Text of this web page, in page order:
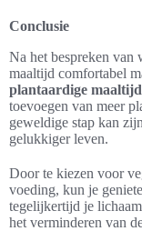
Conclusie
Na het bespreken van
maaltijd comfortabel
plantaardige
toevoegen van meer
geweldige stap kan
gelukkiger leven.
Door te kiezen voor
voeding, kun je
tegelijkertijd je
het verminderen van